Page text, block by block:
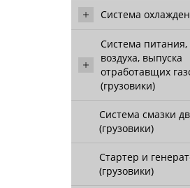
Система
Система питания,
воздуха, выпуска
отработавщих
(грузовики)
Система смазки
(грузовики)
Стартер и
(грузовики)